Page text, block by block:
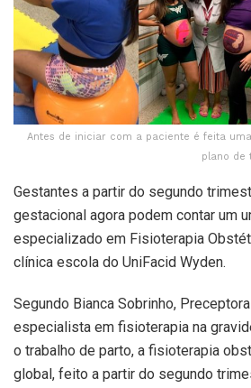
Antes de iniciar com a paciente é feita
plano de
Gestantes a partir do segundo
gestacional agora podem contar um
especializado em Fisioterapia
clínica escola do UniFacid Wyden.
Segundo Bianca Sobrinho,
especialista em fisioterapia na
o trabalho de parto, a fisioterapia
global, feito a partir do segundo